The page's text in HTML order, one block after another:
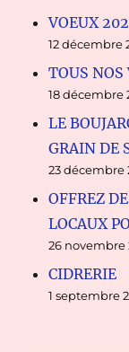
VOEUX
12 décembre
TOUS NOS
18 décembre
LE
GRAIN DE
23 décembre
OFFREZ
LOCAUX
26 novembre
CIDRERIE
1 septembre